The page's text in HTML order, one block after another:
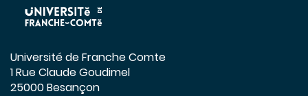
Université de Franche Comte
1 Rue Claude Goudimel
25000 Besançon